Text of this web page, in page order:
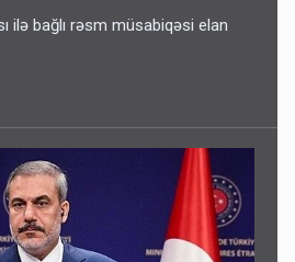
ilə bağlı rəsm müsabiqəsi elan